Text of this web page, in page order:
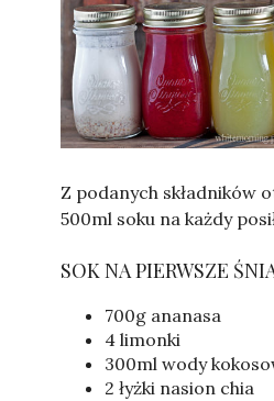
Sylwia
Z podanych składników
500ml soku na każdy
SOK NA PIERWSZE
700g ananasa
4 limonki
300ml wody
2 łyżki nasion chia